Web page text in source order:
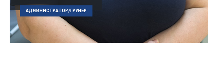
АДМИНИСТРАТОР/ГРУМЕР